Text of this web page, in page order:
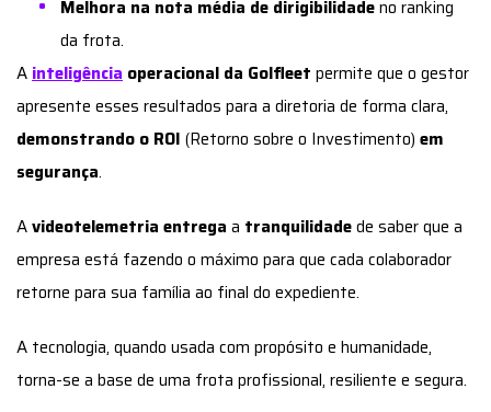
Melhora na nota média de dirigibilidadeno ranking
da frota.
Ainteligência operacional da Golfleet permite que o gestor
apresente esses resultados para a diretoria de forma clara,
demonstrando o ROI (Retorno sobre o Investimento) em
segurança.
Avideotelemetria entrega a tranquilidadede saber que a
empresa está fazendo o máximo para que cada colaborador
retorne para sua família ao final do expediente.
A tecnologia, quando usada com propósito e humanidade,
torna-se a base de uma frota profissional, resiliente e segura.